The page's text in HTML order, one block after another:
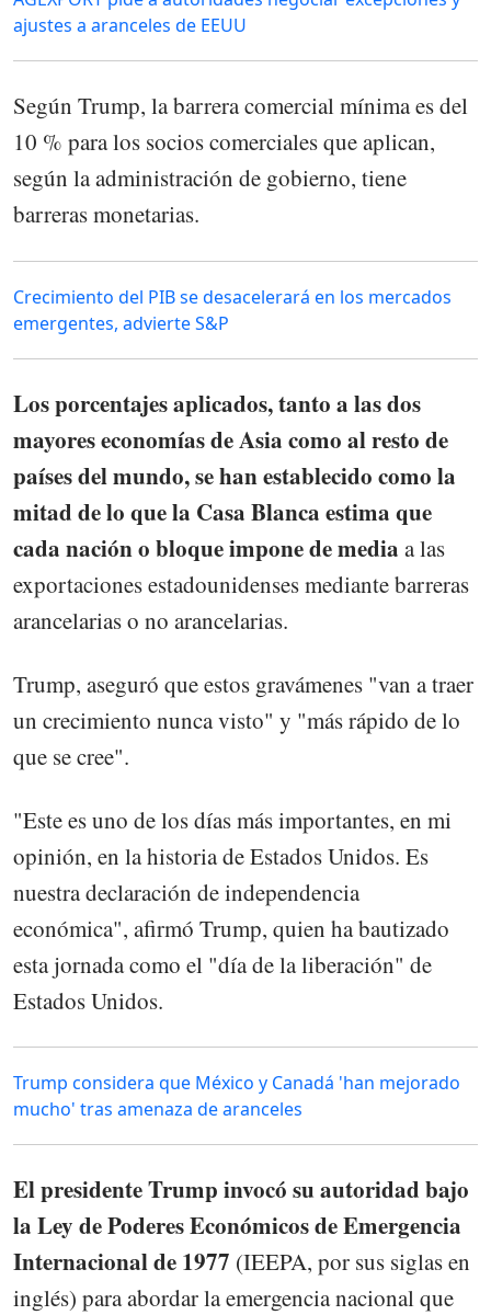
ajustes a aranceles de EEUU
Según Trump, la barrera comercial mínima es del
10 % para los socios comerciales que aplican,
según la administración de gobierno, tiene
barreras monetarias.
Crecimiento del PIB se desacelerará en los mercados
emergentes, advierte S&P
Los porcentajes aplicados, tanto a las dos
mayores economías de Asia como al resto de
países del mundo, se han establecido como la
mitad de lo que la Casa Blanca estima que
cada nación o bloque impone de media a las
exportaciones estadounidenses mediante barreras
arancelarias o no arancelarias.
Trump, aseguró que estos gravámenes "van a traer
un crecimiento nunca visto" y "más rápido de lo
que se cree".
"Este es uno de los días más importantes, en mi
opinión, en la historia de Estados Unidos. Es
nuestra declaración de independencia
económica", afirmó Trump, quien ha bautizado
esta jornada como el "día de la liberación" de
Estados Unidos.
Trump considera que México y Canadá 'han mejorado
mucho' tras amenaza de aranceles
El presidente Trump invocó su autoridad bajo
la Ley de Poderes Económicos de Emergencia
Internacional de 1977 (IEEPA, por sus siglas en
inglés) para abordar la emergencia nacional que